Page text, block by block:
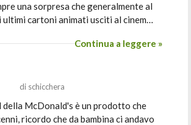
una sorpresa che generalmente al
ultimi cartoni animati usciti al cinem…
Continua a leggere »
di schicchera
della McDonald's è un prodotto che
ricordo che da bambina ci andavo